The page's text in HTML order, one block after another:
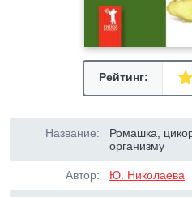
Рейтинг:
Название:
Ромашка,
организму
Автор: Ю. Николаева